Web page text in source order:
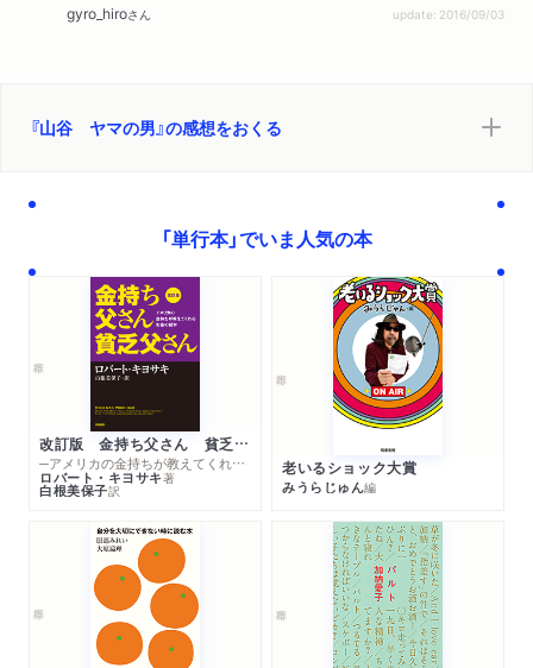
gyro_hiroさん update: 2016/09/03
『山谷 ヤマの男』の感想をおくる
「単行本」でいま人気の本
改訂版 金持ち父さん 貧乏父さん
─アメリカの金持ちが教えてくれるお金の哲学
ロバート・キヨサキ著
白根美保子訳
老いるショック大賞
みうらじゅん編